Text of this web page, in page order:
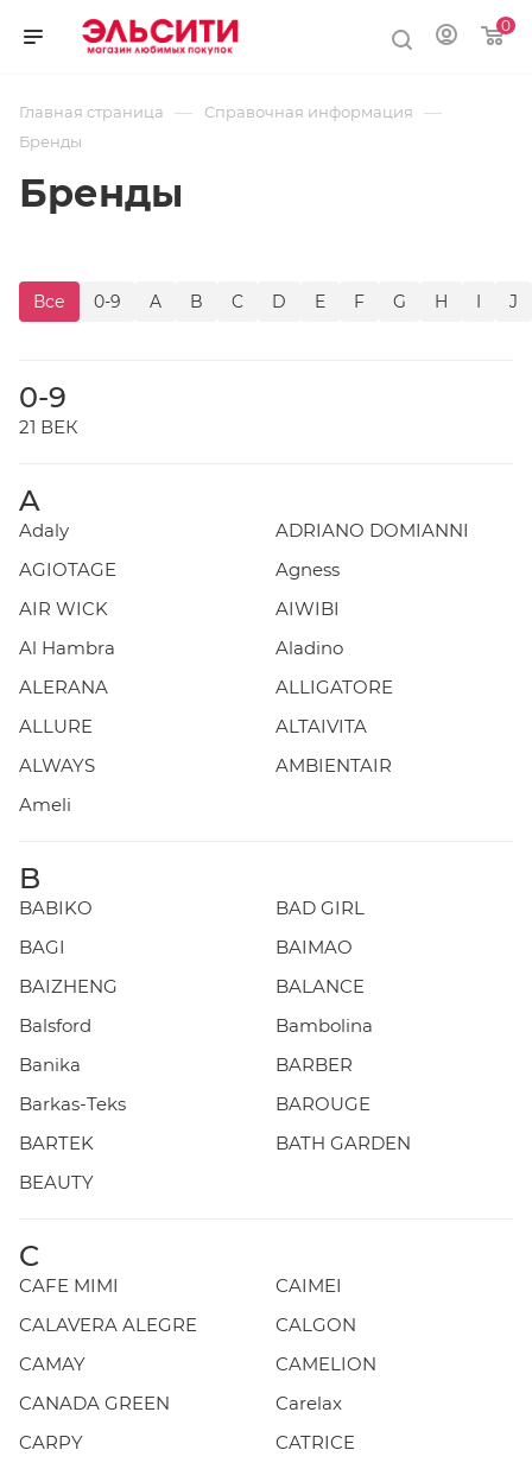
0
Главная страница — Справочная информация —
Бренды
Бренды
Все 0-9 A B C D E F G H I J
0-9
21 ВЕК
A
Adaly
ADRIANO DOMIANNI
AGIOTAGE
Agness
AIR WICK
AIWIBI
Al Hambra
Aladino
ALERANA
ALLIGATORE
ALLURE
ALTAIVITA
ALWAYS
AMBIENTAIR
Ameli
B
BABIKO
BAD GIRL
BAGI
BAIMAO
BAIZHENG
BALANCE
Balsford
Bambolina
Banika
BARBER
Barkas-Teks
BAROUGE
BARTEK
BATH GARDEN
BEAUTY
C
CAFE MIMI
CAIMEI
CALAVERA ALEGRE
CALGON
CAMAY
CAMELION
CANADA GREEN
Carelax
CARPY
CATRICE